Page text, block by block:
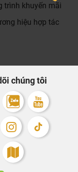
trình khuyến mãi
hiệu hợp tác
chúng tôi